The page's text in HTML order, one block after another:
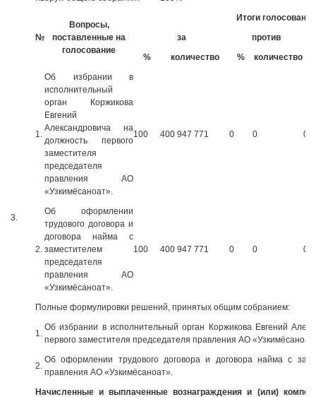
3.
№
Вопросы,
поставленные на
голосование
Итоги голосования
за
против
%
количество % количество
1.
Об избрании в
исполнительный
орган Коржикова
Евгений
Александровича на
должность первого
заместителя
председателя
правления АО
«Узкимёсаноат».
100 400 947 771 0 0 0
2.
Об оформлении
трудового договора и
договора найма с
заместителем
председателя
правления АО
«Узкимёсаноат».
100 400 947 771 0 0 0
Полные формулировки решений, принятых общим собранием:
1.
Об избрании в исполнительный орган Коржикова Евгений
первого заместителя председателя правления АО
2.
Об оформлении трудового договора и договора найма с
правления АО «Узкимёсаноат».
Начисленные и выплаченные вознаграждения и (или)